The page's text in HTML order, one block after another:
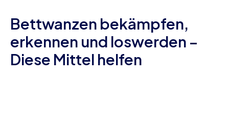
Bettwanzen bekämpfen,
erkennen und loswerden –
Diese Mittel helfen